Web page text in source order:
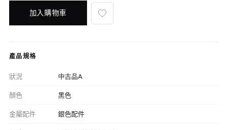
加入購物車
產品規格
狀況 中古品A
顏色 黑色
金屬配件 銀色配件